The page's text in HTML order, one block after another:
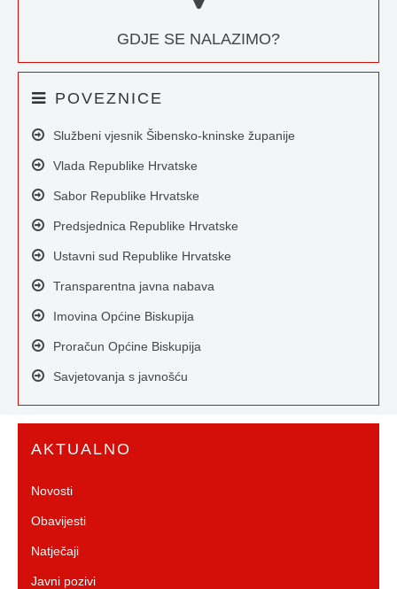
GDJE SE NALAZIMO?
POVEZNICE
Službeni vjesnik Šibensko-kninske županije
Vlada Republike Hrvatske
Sabor Republike Hrvatske
Predsjednica Republike Hrvatske
Ustavni sud Republike Hrvatske
Transparentna javna nabava
Imovina Općine Biskupija
Proračun Općine Biskupija
Savjetovanja s javnošću
AKTUALNO
Novosti
Obavijesti
Natječaji
Javni pozivi